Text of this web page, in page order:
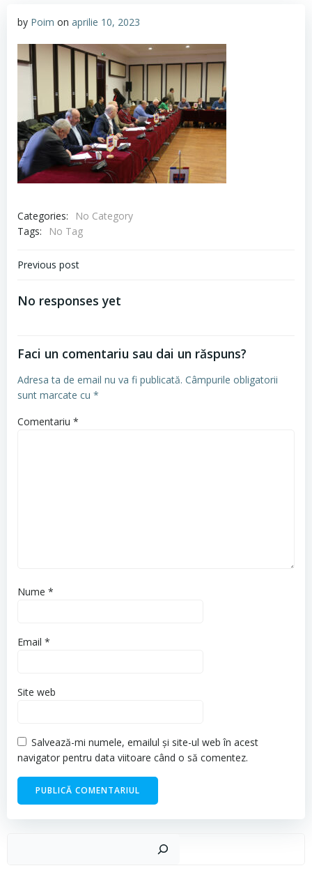
by Poim on aprilie 10, 2023
Categories:
No Category
Tags:
No Tag
Navigare
articole
Previous post
No responses yet
Faci un comentariu sau dai un răspuns?
Adresa ta de email nu va fi publicată. Câmpurile obligatorii
sunt marcate cu *
Comentariu *
Nume *
Email *
Site web
Salvează-mi numele, emailul și site-ul web în acest
navigator pentru data viitoare când o să comentez.